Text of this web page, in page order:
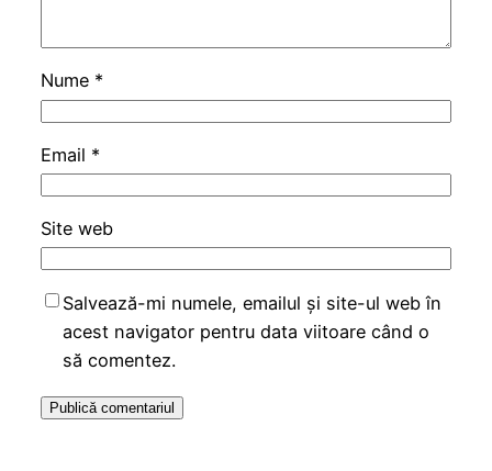
Nume *
Email *
Site web
Salvează-mi numele, emailul și site-ul web în
acest navigator pentru data viitoare când o
să comentez.